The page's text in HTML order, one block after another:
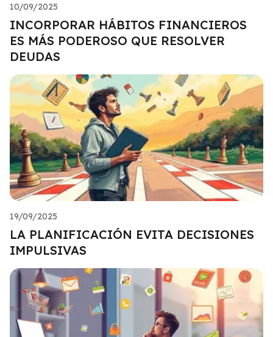
10/09/2025
INCORPORAR HÁBITOS FINANCIEROS
ES MÁS PODEROSO QUE RESOLVER
DEUDAS
19/09/2025
LA PLANIFICACIÓN EVITA DECISIONES
IMPULSIVAS